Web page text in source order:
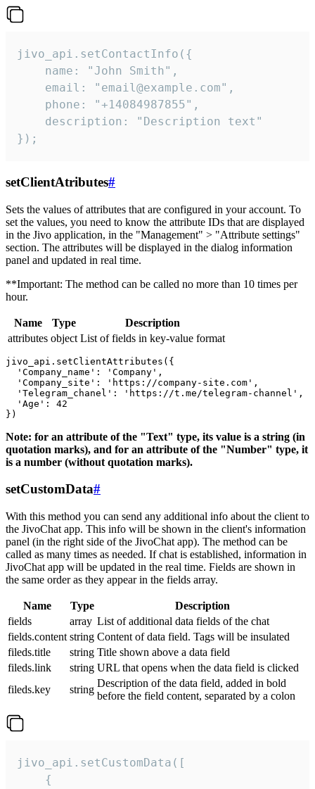
jivo_api.setContactInfo({
    name: "John Smith",
    email: "email@example.com",
    phone: "+14084987855",
    description: "Description text"
});
setClientAtributes#
Sets the values ​​of attributes that are configured in your account. To
set the values, you need to know the attribute IDs that are displayed
in the Jivo application, in the "Management" > "Attribute settings"
section. The attributes will be displayed in the dialog information
panel and updated in real time.
**Important: The method can be called no more than 10 times per
hour.
Name Type
Description
attributes object List of fields in key-value format
jivo_api.setClientAttributes({
  'Company_name': 'Company',
  'Company_site': 'https://company-site.com',
  'Telegram_chanel': 'https://t.me/telegram-channel',
  'Age': 42
Note: for an attribute of the "Text" type, its value is a string (in
quotation marks), and for an attribute of the "Number" type, it
is a number (without quotation marks).
setCustomData#
With this method you can send any additional info about the client to
the JivoChat app. This info will be shown in the client's information
panel (in the right side of the JivoChat app). The method can be
called as many times as needed. If chat is established, information in
JivoChat app will be updated in the real time. Fields are shown in
the same order as they appear in the fields array.
Name Type
Description
fields
array List of additional data fields of the chat
fields.content string Content of data field. Tags will be insulated
fileds.title
string Title shown above a data field
fileds.link
string URL that opens when the data field is clicked
fileds.key
string
Description of the data field, added in bold
before the field content, separated by a colon
jivo_api.setCustomData([
    {